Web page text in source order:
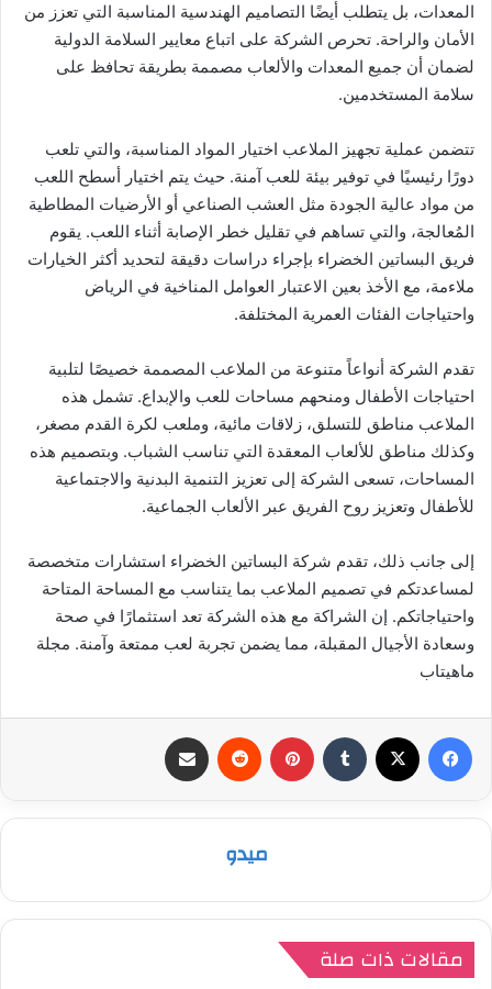
المعدات، بل يتطلب أيضًا التصاميم الهندسية المناسبة التي تعزز من
الأمان والراحة. تحرص الشركة على اتباع معايير السلامة الدولية
لضمان أن جميع المعدات والألعاب مصممة بطريقة تحافظ على
سلامة المستخدمين.
تتضمن عملية تجهيز الملاعب اختيار المواد المناسبة، والتي تلعب
دورًا رئيسيًا في توفير بيئة للعب آمنة. حيث يتم اختيار أسطح اللعب
من مواد عالية الجودة مثل العشب الصناعي أو الأرضيات المطاطية
المُعالجة، والتي تساهم في تقليل خطر الإصابة أثناء اللعب. يقوم
فريق البساتين الخضراء بإجراء دراسات دقيقة لتحديد أكثر الخيارات
ملاءمة، مع الأخذ بعين الاعتبار العوامل المناخية في الرياض
واحتياجات الفئات العمرية المختلفة.
تقدم الشركة أنواعاً متنوعة من الملاعب المصممة خصيصًا لتلبية
احتياجات الأطفال ومنحهم مساحات للعب والإبداع. تشمل هذه
الملاعب مناطق للتسلق، زلاقات مائية، وملعب لكرة القدم مصغر،
وكذلك مناطق للألعاب المعقدة التي تناسب الشباب. وبتصميم هذه
المساحات، تسعى الشركة إلى تعزيز التنمية البدنية والاجتماعية
للأطفال وتعزيز روح الفريق عبر الألعاب الجماعية.
إلى جانب ذلك، تقدم شركة البساتين الخضراء استشارات متخصصة
لمساعدتكم في تصميم الملاعب بما يتناسب مع المساحة المتاحة
واحتياجاتكم. إن الشراكة مع هذه الشركة تعد استثمارًا في صحة
وسعادة الأجيال المقبلة، مما يضمن تجربة لعب ممتعة وآمنة. مجلة
ماهيتاب
فيسبوك بينتيريست
ميدو
مقالات ذات صلة